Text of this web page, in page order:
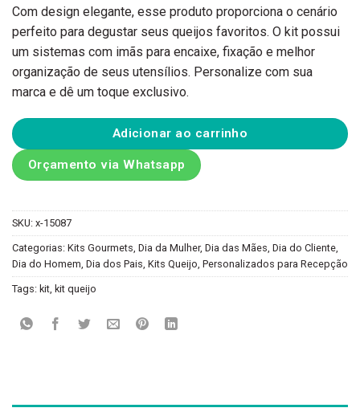
Com design elegante, esse produto proporciona o cenário
perfeito para degustar seus queijos favoritos. O kit possui
um sistemas com imãs para encaixe, fixação e melhor
organização de seus utensílios. Personalize com sua
marca e dê um toque exclusivo.
Adicionar ao carrinho
Orçamento via Whatsapp
SKU: x-15087
Categorias: Kits Gourmets Dia da Mulher, Dia das Mães Dia do Cliente
Dia do Homem Dia dos Pais Kits Queijo Personalizados para Recepção
Tags: kit kit queijo